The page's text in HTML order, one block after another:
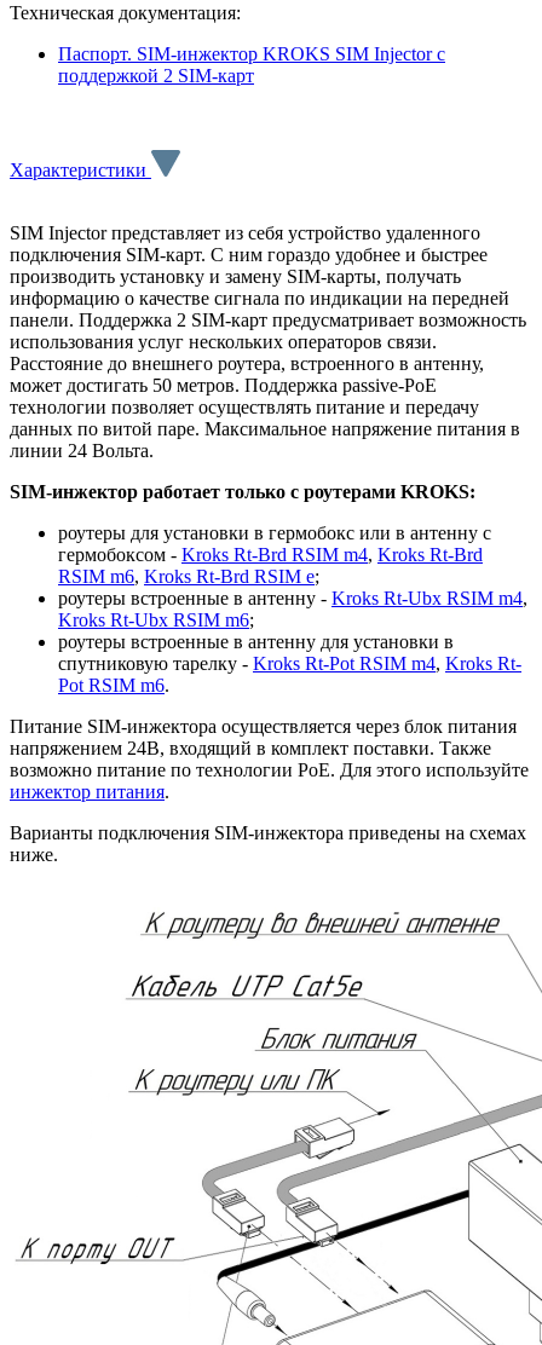
Техническая документация:
Паспорт. SIM-инжектор KROKS SIM Injector с
поддержкой 2 SIM-карт
Характеристики
SIM Injector представляет из себя устройство удаленного
подключения SIM-карт. С ним гораздо удобнее и быстрее
производить установку и замену SIM-карты, получать
информацию о качестве сигнала по индикации на передней
панели. Поддержка 2 SIM-карт предусматривает возможность
использования услуг нескольких операторов связи.
Расстояние до внешнего роутера, встроенного в антенну,
может достигать 50 метров. Поддержка passive-PoE
технологии позволяет осуществлять питание и передачу
данных по витой паре. Максимальное напряжение питания в
линии 24 Вольта.
SIM-инжектор работает только с роутерами KROKS:
роутеры для установки в гермобокс или в антенну с
гермобоксом - Kroks Rt-Brd RSIM m4, Kroks Rt-Brd
RSIM m6, Kroks Rt-Brd RSIM e;
роутеры встроенные в антенну - Kroks Rt-Ubx RSIM m4,
Kroks Rt-Ubx RSIM m6;
роутеры встроенные в антенну для установки в
спутниковую тарелку - Kroks Rt-Pot RSIM m4, Kroks Rt-
Pot RSIM m6.
Питание SIM-инжектора осуществляется через блок питания
напряжением 24В, входящий в комплект поставки. Также
возможно питание по технологии PoE. Для этого используйте
инжектор питания.
Варианты подключения SIM-инжектора приведены на схемах
ниже.